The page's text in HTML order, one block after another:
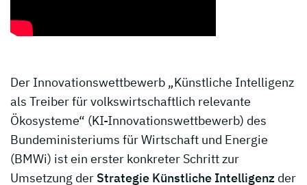
Der Innovationswettbewerb „Künstliche Intelligenz
als Treiber für volkswirtschaftlich relevante
Ökosysteme“ (KI-Innovationswettbewerb) des
Bundeministeriums für Wirtschaft und Energie
(BMWi) ist ein erster konkreter Schritt zur
Umsetzung der Strategie Künstliche Intelligenz der